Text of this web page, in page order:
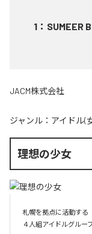
1 ： SUMEER
JACM株式会社
ジャンル： アイドル(
理想の少女
札幌を拠点に活動する
４人組アイドルグルー